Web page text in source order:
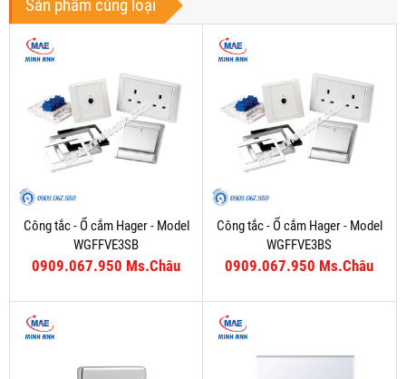
Sản phẩm cùng loại
Công tắc - Ổ cắm Hager - Model
WGFFVE3SB
0909.067.950 Ms.Châu
Công tắc - Ổ cắm Hager - Model
WGFFVE3BS
0909.067.950 Ms.Châu